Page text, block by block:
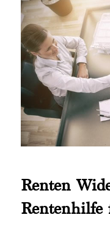
Renten
Rentenhilfe